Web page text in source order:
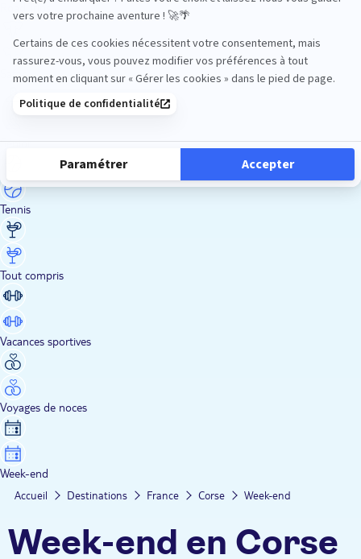
Road Trips
Safari
Sénior
Tennis
Tout compris
Vacances sportives
Voyages de noces
Week-end
Accueil Destinations France Corse Week-end
Week-end en Corse